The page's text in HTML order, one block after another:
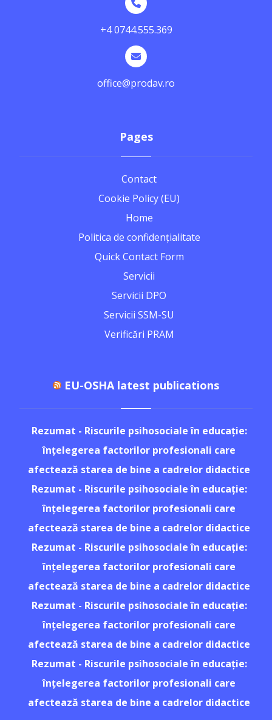
+4 0744.555.369
office@prodav.ro
Pages
Contact
Cookie Policy (EU)
Home
Politica de confidențialitate
Quick Contact Form
Servicii
Servicii DPO
Servicii SSM-SU
Verificări PRAM
EU-OSHA latest publications
Rezumat - Riscurile psihosociale în educație:
înțelegerea factorilor profesionali care
afectează starea de bine a cadrelor didactice
Rezumat - Riscurile psihosociale în educație:
înțelegerea factorilor profesionali care
afectează starea de bine a cadrelor didactice
Rezumat - Riscurile psihosociale în educație:
înțelegerea factorilor profesionali care
afectează starea de bine a cadrelor didactice
Rezumat - Riscurile psihosociale în educație:
înțelegerea factorilor profesionali care
afectează starea de bine a cadrelor didactice
Rezumat - Riscurile psihosociale în educație:
înțelegerea factorilor profesionali care
afectează starea de bine a cadrelor didactice